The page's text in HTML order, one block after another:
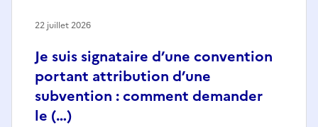
Je suis signataire d’une convention
portant attribution d’une
subvention : comment demander
le (…)
22 juillet 2026